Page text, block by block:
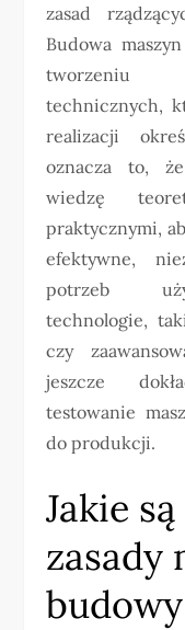
zasad
Budowa
tworzeniu
technicznych,
realizacji
oznacza to,
wiedzę
praktycznymi,
efektywne,
potrzeb
technologie,
czy
jeszcze
testowanie
do produkcji.
Jakie
zasady